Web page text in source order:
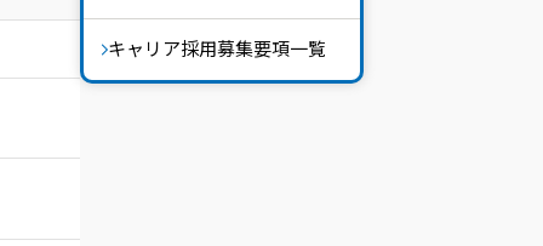
キャリア採用募集要項一覧